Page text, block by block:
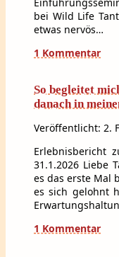
bei Wild Life
etwas nervös…
1 Kommentar
So begleitet
danach in
Veröffentlicht: 2.
Erlebnisbericht
31.1.2026 Liebe
es das erste Mal
es sich gelohnt
1 Kommentar